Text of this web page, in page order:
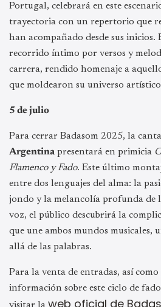
Portugal, celebrará en este
trayectoria con un repertorio que
han acompañado desde sus
recorrido íntimo por versos y
carrera, rendido homenaje a
que moldearon su universo
5 de julio
Para cerrar Badasom 2025, la
Argentina presentará en primicia
Flamenco y Fado. Este último
entre dos lenguajes del alma: la
jondo y la melancolía profunda de
voz, el público descubrirá la
que une ambos mundos musicales,
allá de las palabras.
Para la venta de entradas, así
información sobre este ciclo de
web oficial de